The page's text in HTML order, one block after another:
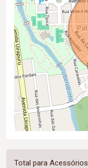
Total para Acessórios